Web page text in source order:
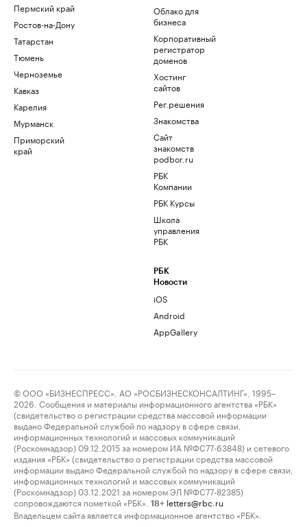
Пермский край
Ростов-на-Дону
Татарстан
Тюмень
Черноземье
Кавказ
Карелия
Мурманск
Приморский
край
Облако для
бизнеса
Корпоративный
регистратор
доменов
Хостинг
сайтов
Рег.решения
Знакомства
Сайт
знакомств
podbor.ru
РБК
Компании
РБК Курсы
Школа
управления
РБК
РБК
Новости
iOS
Android
AppGallery
© ООО «БИЗНЕСПРЕСС», АО «РОСБИЗНЕСКОНСАЛТИНГ», 1995–
2026. Сообщения и материалы информационного агентства «РБК»
(свидетельство о регистрации средства массовой информации
выдано Федеральной службой по надзору в сфере связи,
информационных технологий и массовых коммуникаций
(Роскомнадзор) 09.12.2015 за номером ИА №ФС77-63848) и сетевого
издания «РБК» (свидетельство о регистрации средства массовой
информации выдано Федеральной службой по надзору в сфере связи,
информационных технологий и массовых коммуникаций
(Роскомнадзор) 03.12.2021 за номером ЭЛ №ФС77-82385)
сопровождаются пометкой «РБК».
18+ letters@rbc.ru
Владельцем сайта является информационное агентство «РБК».